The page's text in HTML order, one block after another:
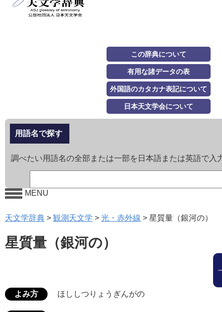
この辞典について
有用な諸データの表
外国語のカタカナ表記について
日本天文学会について
用語名で探す
調べたい用語名の全部または一部を日本語または英語で入
MENU
天文学辞典 > 観測天文学 > 光・赤外線 > 星質量（銀河の）
星質量（銀河の）
よみ方 ほししつりょうぎんがの